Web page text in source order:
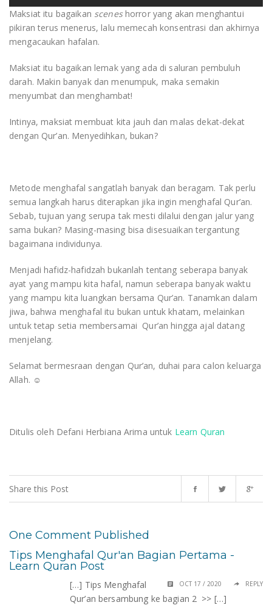
Maksiat itu bagaikan sceneshorror yang akan menghantui
pikiran terus menerus, lalu memecah konsentrasi dan akhirnya
mengacaukan hafalan.
Maksiat itu bagaikan lemak yang ada di saluran pembuluh
darah. Makin banyak dan menumpuk, maka semakin
menyumbat dan menghambat!
Intinya, maksiat membuat kita jauh dan malas dekat-dekat
dengan Qur’an. Menyedihkan, bukan?
Metode menghafal sangatlah banyak dan beragam. Tak perlu
semua langkah harus diterapkan jika ingin menghafal Qur’an.
Sebab, tujuan yang serupa tak mesti dilalui dengan jalur yang
sama bukan? Masing-masing bisa disesuaikan tergantung
bagaimana individunya.
Menjadi hafidz-hafidzah bukanlah tentang seberapa banyak
ayat yang mampu kita hafal, namun seberapa banyak waktu
yang mampu kita luangkan bersama Qur’an. Tanamkan dalam
jiwa, bahwa menghafal itu bukan untuk khatam, melainkan
untuk tetap setia membersamai Qur’an hingga ajal datang
menjelang.
Selamat bermesraan dengan Qur’an, duhai para calon keluarga
Allah. ☺
Ditulis oleh Defani Herbiana Arima untuk Learn Quran
Share this Post
One Comment Published
Tips Menghafal Qur'an Bagian Pertama -
Learn Quran Post
REPLY
OCT 17 / 2020
[…] Tips Menghafal
Qur’an bersambung ke bagian 2 >> […]